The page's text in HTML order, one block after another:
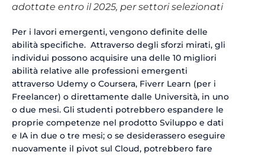
adottate entro il 2025, per settori selezionati
Per i lavori emergenti, vengono definite delle
abilità specifiche. Attraverso degli sforzi mirati, gli
individui possono acquisire una delle 10 migliori
abilità relative alle professioni emergenti
attraverso Udemy o Coursera, Fiverr Learn (per i
Freelancer) o direttamente dalle Università, in uno
o due mesi. Gli studenti potrebbero espandere le
proprie competenze nel prodotto Sviluppo e dati
e IA in due o tre mesi; o se desiderassero eseguire
nuovamente il pivot sul Cloud, potrebbero fare